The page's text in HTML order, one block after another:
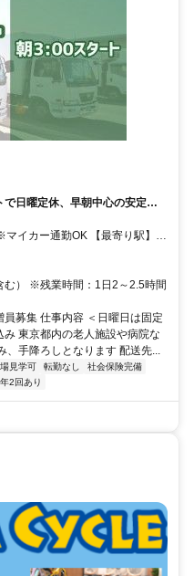
日曜定休、早朝中心の安定勤
イカー通勤OK 【最寄り駅】
成電鉄線「北習志野駅」
む） ※残業時間：1日2～2.5時間
募集 仕事内容 ＜日曜日は固定
東京都内の老人施設や病院な
手降ろしとなります 配送先...
見学可 転勤なし
社会保険完備
2回あり